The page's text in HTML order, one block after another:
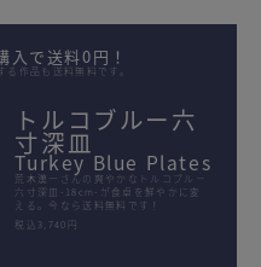
入で送料0円！
る作品も送料無料です。
トルコブルー六
寸深皿
Turkey Blue Plates
荒木漢一さんの爽やかなトルコブルー
六寸深皿-18cm-が食卓を鮮やかに変
える。今なら送料無料です！
税込3,740円